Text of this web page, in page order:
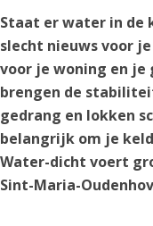
Staat er water in de
slecht nieuws voor
voor je woning en je
brengen de
gedrang en lokken
belangrijk om je
Water-dicht voert
Sint-Maria-